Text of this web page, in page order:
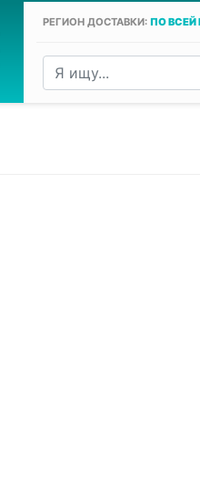
РЕГИОН ДОСТАВКИ: ПО ВСЕЙ